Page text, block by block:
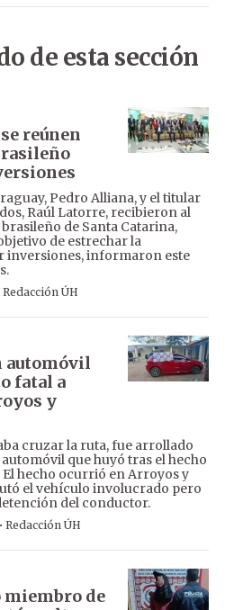
de esta sección
reúnen
Pedro Alliana, y el titular
Raúl Latorre, recibieron al
de Santa Catarina,
de estrechar la
inversiones, informaron este
Redacción ÚH
automóvil
fatal a
y
cruzar la ruta, fue arrollado
que huyó tras el hecho
hecho ocurrió en Arroyos y
el vehículo involucrado pero
del conductor.
· Redacción ÚH
miembro de